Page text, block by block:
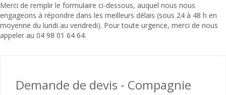
Merci de remplir le formulaire ci-dessous, auquel nous nous
engageons à répondre dans les meilleurs délais (sous 24 à 48 h en
moyenne du lundi au vendredi). Pour toute urgence, merci de nous
appeler au 04 98 01 64 64.
Demande de devis - Compagnie